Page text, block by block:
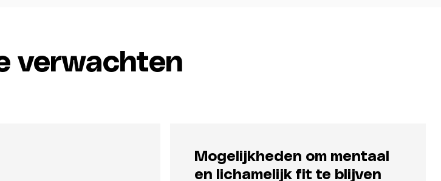
verwachten
Mogelijkheden om mentaal
en lichamelijk fit te blijven